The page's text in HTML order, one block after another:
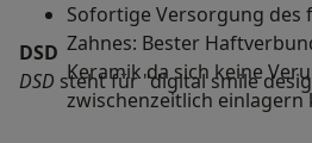
Sofortige Versorgung des
Zahnes: Bester
Keramik da sich keine
zwischenzeitlich einlagern
DSD
DSD steht für "digital smile